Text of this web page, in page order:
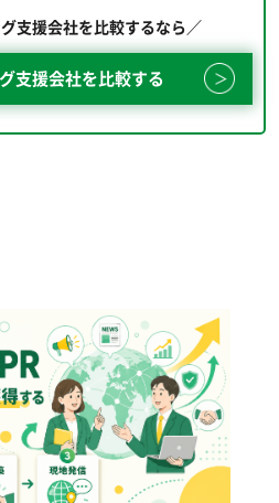
支援会社を比較するなら／
支援会社を比較する